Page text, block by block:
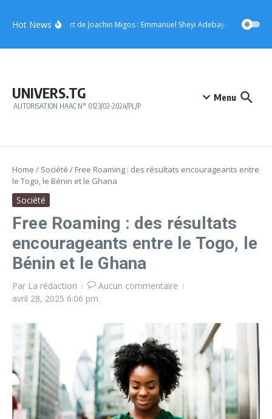
Hot NewsConcert de Joachin Migos : Emmanuel Sheyi Adebayor offre 10
UNIVERS.TG
AUTORISATION HAAC N° 0123/02-2024/PL/P
Menu
Home / Société / Free Roaming : des résultats encourageants entre
le Togo, le Bénin et le Ghana
Société
Free Roaming : des résultats
encourageants entre le Togo, le
Bénin et le Ghana
Par La rédaction
Aucun commentaire
avril 28, 2025 6:06 pm